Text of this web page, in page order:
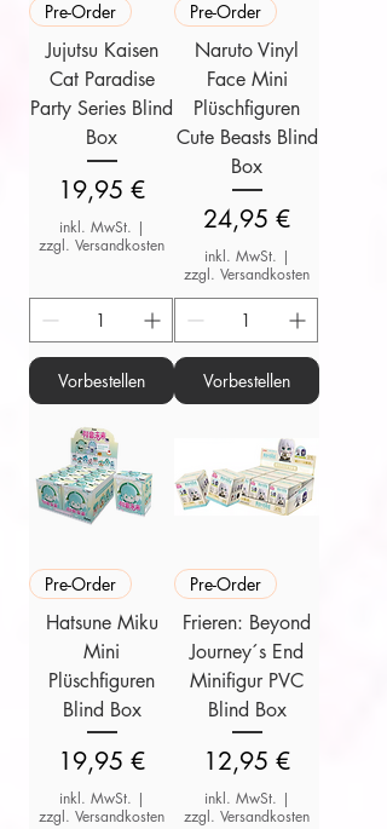
Pre-Order
Jujutsu Kaisen
Cat Paradise
Party Series Blind
Box
Preis
19,95 €
inkl. MwSt. |
zzgl. Versandkosten
Vorbestellen
Pre-Order
Naruto Vinyl
Face Mini
Plüschfiguren
Cute Beasts Blind
Box
Preis
24,95 €
inkl. MwSt. |
zzgl. Versandkosten
Vorbestellen
Pre-Order
Hatsune Miku
Mini
Plüschfiguren
Blind Box
Preis
19,95 €
inkl. MwSt. |
zzgl. Versandkosten
Pre-Order
Frieren: Beyond
Journey´s End
Minifigur PVC
Blind Box
Preis
12,95 €
inkl. MwSt. |
zzgl. Versandkosten